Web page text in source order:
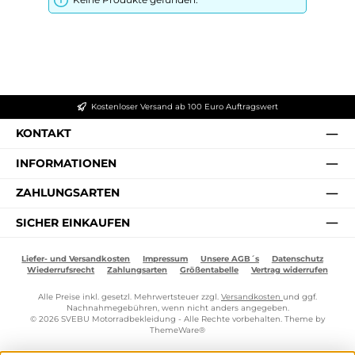
Kostenloser Versand ab 100 Euro Auftragswert
KONTAKT
INFORMATIONEN
ZAHLUNGSARTEN
SICHER EINKAUFEN
Liefer- und Versandkosten Impressum Unsere AGB´s
Datenschutz
Wiederrufsrecht
Zahlungsarten Größentabelle Vertrag widerrufen
Alle Preise inkl. gesetzl. Mehrwertsteuer zzgl. Versandkosten und ggf.
Nachnahmegebühren, wenn nicht anders angegeben.
© 2026 SVEBU Motorradbekleidung - Alle Rechte vorbehalten. Theme by
ThemeWare®